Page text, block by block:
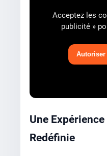
Acceptez les
publicité »
Une
Redéfinie